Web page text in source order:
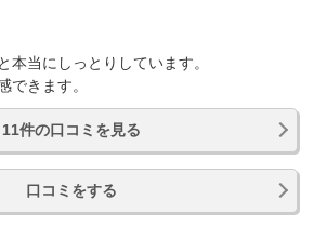
本当にしっとりしています。
できます。
11件の口コミを見る
口コミをする